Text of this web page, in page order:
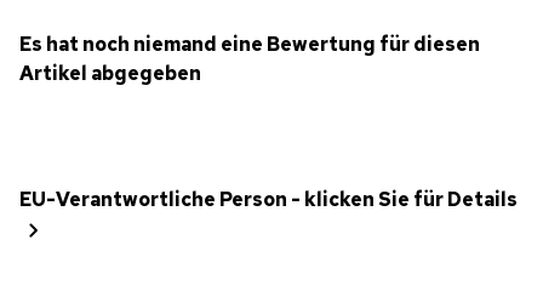
Es hat noch niemand eine Bewertung für diesen
Artikel abgegeben
EU-Verantwortliche Person - klicken Sie für Details